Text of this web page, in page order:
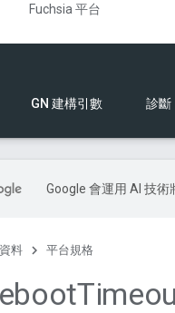
Fuchsia 平台
GN 建構引數 診斷
Google 會運用 AI 技術
料 平台規格